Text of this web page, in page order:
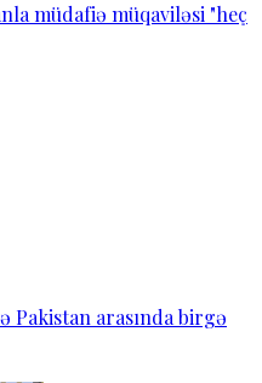
müdafiə müqaviləsi "heç
Pakistan arasında birgə